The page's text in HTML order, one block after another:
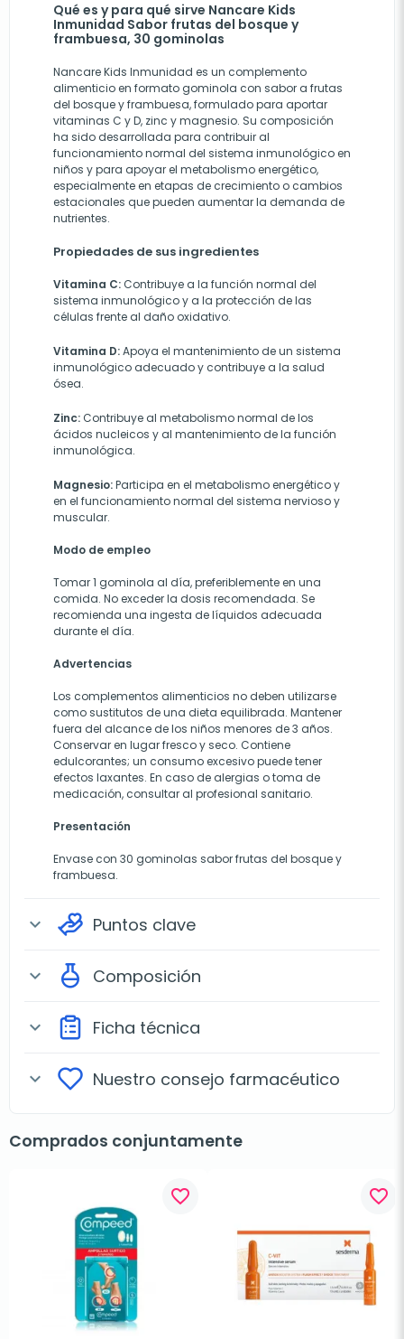
Qué es y para qué sirve Nancare Kids
Inmunidad Sabor frutas del bosque y
frambuesa, 30 gominolas
Nancare Kids Inmunidad es un complemento
alimenticio en formato gominola con sabor a frutas
del bosque y frambuesa, formulado para aportar
vitaminas C y D, zinc y magnesio. Su composición
ha sido desarrollada para contribuir al
funcionamiento normal del sistema inmunológico en
niños y para apoyar el metabolismo energético,
especialmente en etapas de crecimiento o cambios
estacionales que pueden aumentar la demanda de
nutrientes.
Propiedades de sus ingredientes
Vitamina C: Contribuye a la función normal del
sistema inmunológico y a la protección de las
células frente al daño oxidativo.
Vitamina D:Apoya el mantenimiento de un sistema
inmunológico adecuado y contribuye a la salud
ósea.
Zinc: Contribuye al metabolismo normal de los
ácidos nucleicos y al mantenimiento de la función
inmunológica.
Magnesio:Participa en el metabolismo energético y
en el funcionamiento normal del sistema nervioso y
muscular.
Modo de empleo
Tomar 1 gominola al día, preferiblemente en una
comida. No exceder la dosis recomendada. Se
recomienda una ingesta de líquidos adecuada
durante el día.
Advertencias
Los complementos alimenticios no deben utilizarse
como sustitutos de una dieta equilibrada. Mantener
fuera del alcance de los niños menores de 3 años.
Conservar en lugar fresco y seco. Contiene
edulcorantes; un consumo excesivo puede tener
efectos laxantes. En caso de alergias o toma de
medicación, consultar al profesional sanitario.
Presentación
Envase con 30 gominolas sabor frutas del bosque y
frambuesa.
expand_more Puntos clave
expand_more Composición
expand_more Ficha técnica
expand_more Nuestro consejo farmacéutico
Comprados conjuntamente
favorite_border favorite_border